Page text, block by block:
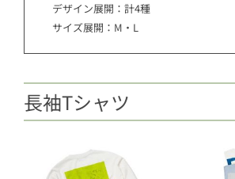
デザイン展開：計4種
サイズ展開：M・L
長袖Tシャツ